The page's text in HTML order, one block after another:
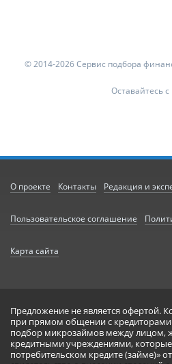
© 2014-2026 Сервис подбора
Оставайтесь
О проекте Контакты Редакция и
Пользовательское соглашение
Карта сайта
Предложение не является офертой.
при прямом общении с
подбор микрозаймов между лицом,
кредитными учреждениями,
потребительском кредите (займе)»